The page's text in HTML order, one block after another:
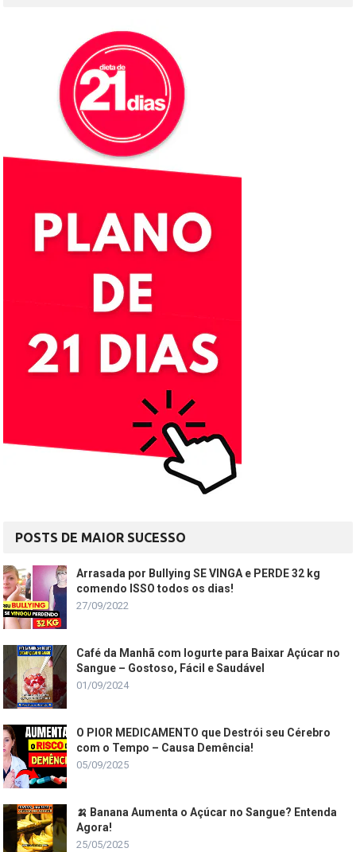
POSTS DE MAIOR SUCESSO
Arrasada por Bullying SE VINGA e PERDE 32 kg
comendo ISSO todos os dias!
27/09/2022
Café da Manhã com Iogurte para Baixar Açúcar no
Sangue – Gostoso, Fácil e Saudável
01/09/2024
O PIOR MEDICAMENTO que Destrói seu Cérebro
com o Tempo – Causa Demência!
05/09/2025
🍌 Banana Aumenta o Açúcar no Sangue? Entenda
Agora!
25/05/2025